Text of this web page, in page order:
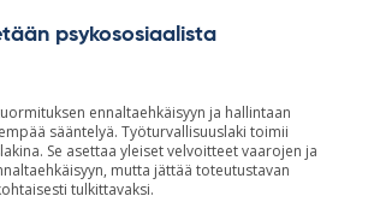
psykososiaalista
ennaltaehkäisyyn ja hallintaan
sääntelyä. Työturvallisuuslaki toimii
Se asettaa yleiset velvoitteet vaarojen ja
mutta jättää toteutustavan
tulkittavaksi.